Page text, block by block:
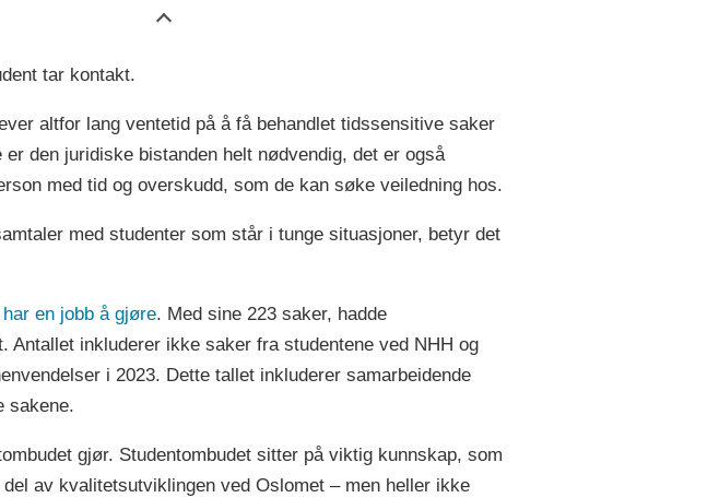
tar kontakt.
altfor lang ventetid på å få behandlet tidssensitive saker
den juridiske bistanden helt nødvendig, det er også
med tid og overskudd, som de kan søke veiledning hos.
med studenter som står i tunge situasjoner, betyr det
en jobb å gjøre. Med sine 223 saker, hadde
Antallet inkluderer ikke saker fra studentene ved NHH og
i 2023. Dette tallet inkluderer samarbeidende
sakene.
gjør. Studentombudet sitter på viktig kunnskap, som
av kvalitetsutviklingen ved Oslomet – men heller ikke